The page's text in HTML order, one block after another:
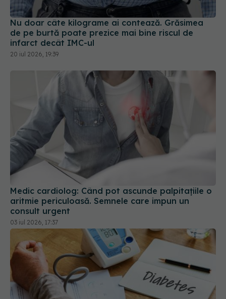
Nu doar câte kilograme ai contează. Grăsimea
de pe burtă poate prezice mai bine riscul de
infarct decât IMC-ul
20 iul 2026, 19:39
Medic cardiolog: Când pot ascunde palpitațiile o
aritmie periculoasă. Semnele care impun un
consult urgent
03 iul 2026, 17:37